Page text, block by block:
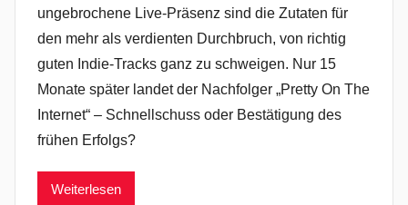
ungebrochene Live-Präsenz sind die Zutaten für
den mehr als verdienten Durchbruch, von richtig
guten Indie-Tracks ganz zu schweigen. Nur 15
Monate später landet der Nachfolger „Pretty On The
Internet“ – Schnellschuss oder Bestätigung des
frühen Erfolgs?
Weiterlesen